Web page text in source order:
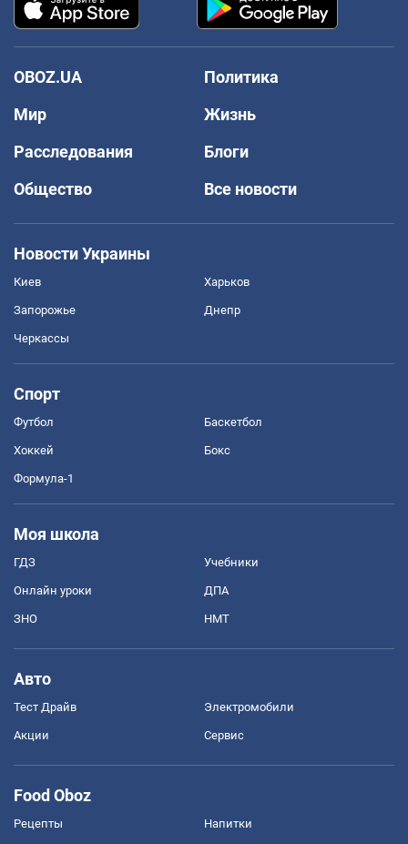
OBOZ.UA
Политика
Мир
Жизнь
Расследования
Блоги
Общество
Все новости
Новости Украины
Киев Харьков
Запорожье Днепр
Черкассы
Спорт
Футбол Баскетбол
Хоккей Бокс
Формула-1
Моя школа
ГДЗ Учебники
Онлайн уроки ДПА
ЗНО НМТ
Авто
Тест Драйв Электромобили
Акции Сервис
Food Oboz
Рецепты Напитки